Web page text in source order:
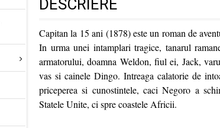
DESCRIERE
Capitan la 15 ani (1878) este un roman de
In urma unei intamplari tragice, tanarul
armatorului, doamna Weldon, fiul ei, Jack,
vas si cainele Dingo. Intreaga calato­rie de
priceperea si cunostintele, caci Negoro a
Statele Unite, ci spre coastele Africii.